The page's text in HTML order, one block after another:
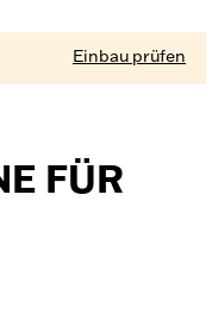
Einbau prüfen
FÜR